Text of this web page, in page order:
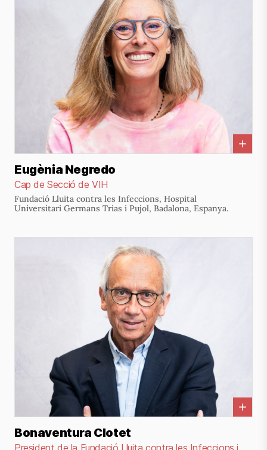
Eugènia Negredo
Cap de Secció de VIH
Fundació Lluita contra les Infeccions, Hospital
Universitari Germans Trias i Pujol, Badalona, Espanya.
Bonaventura Clotet
President de la Fundació Lluita contra les Infeccions i